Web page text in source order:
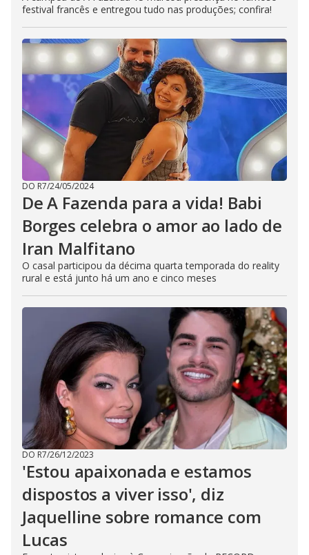
festival francês e entregou tudo nas produções; confira!
DO R7/24/05/2024
De A Fazenda para a vida! Babi
Borges celebra o amor ao lado de
Iran Malfitano
O casal participou da décima quarta temporada do reality
rural e está junto há um ano e cinco meses
DO R7/26/12/2023
'Estou apaixonada e estamos
dispostos a viver isso', diz
Jaquelline sobre romance com
Lucas